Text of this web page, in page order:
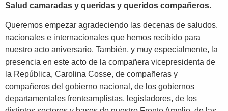
Salud camaradas y queridas y queridos compañeros.
Queremos empezar agradeciendo las decenas de saludos,
nacionales e internacionales que hemos recibido para
nuestro acto aniversario. También, y muy especialmente, la
presencia en este acto de la compañera vicepresidenta de
la República, Carolina Cosse, de compañeras y
compañeros del gobierno nacional, de los gobiernos
departamentales frenteamplistas, legisladores, de los